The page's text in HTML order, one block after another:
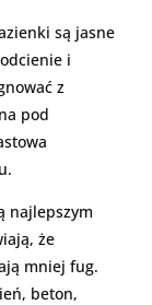
są jasne
i
z
pod
najlepszym
że
mniej fug.
beton,